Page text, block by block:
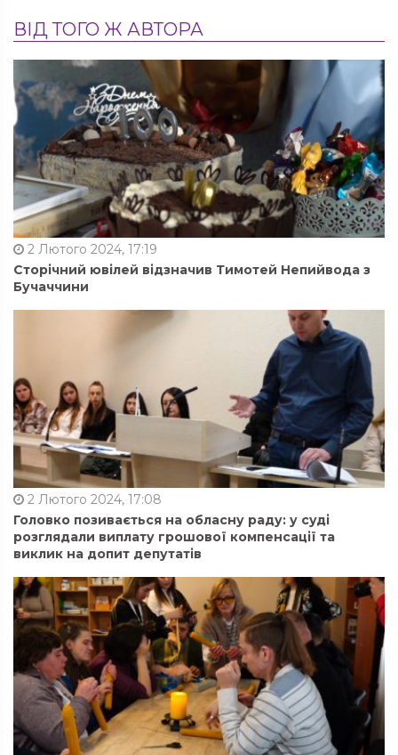
ВІД ТОГО Ж АВТОРА
2 Лютого 2024, 17:19
Сторічний ювілей відзначив Тимотей Непийвода з
Бучаччини
2 Лютого 2024, 17:08
Головко позивається на обласну раду: у суді
розглядали виплату грошової компенсації та
виклик на допит депутатів